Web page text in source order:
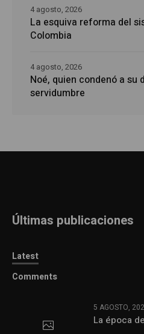
La esquiva reforma del
Colombia
4 agosto, 2026
Noé, quien condenó a su
servidumbre
4 agosto, 2026
Últimas publicaciones
Latest
Comments
5 AGOSTO,
La época